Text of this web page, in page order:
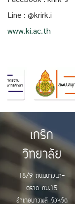
Line : @krirk.i
www.ki.ac.th
เกริก
วิทยาลัย
18/9 ถนนบางนา-
ตราด กม.15
อำเภอบางพลี จังหวัด